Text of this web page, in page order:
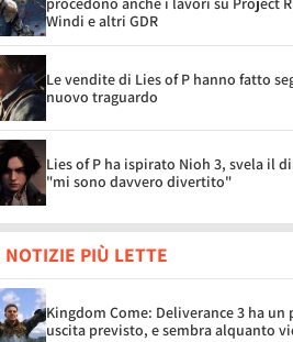
Windi e altri GDR
Le vendite di Lies of P hanno fatto
nuovo traguardo
Lies of P ha ispirato Nioh 3, svela il
"mi sono davvero divertito"
NOTIZIE PIÙ LETTE
Kingdom Come: Deliverance 3 ha un
uscita previsto, e sembra alquanto